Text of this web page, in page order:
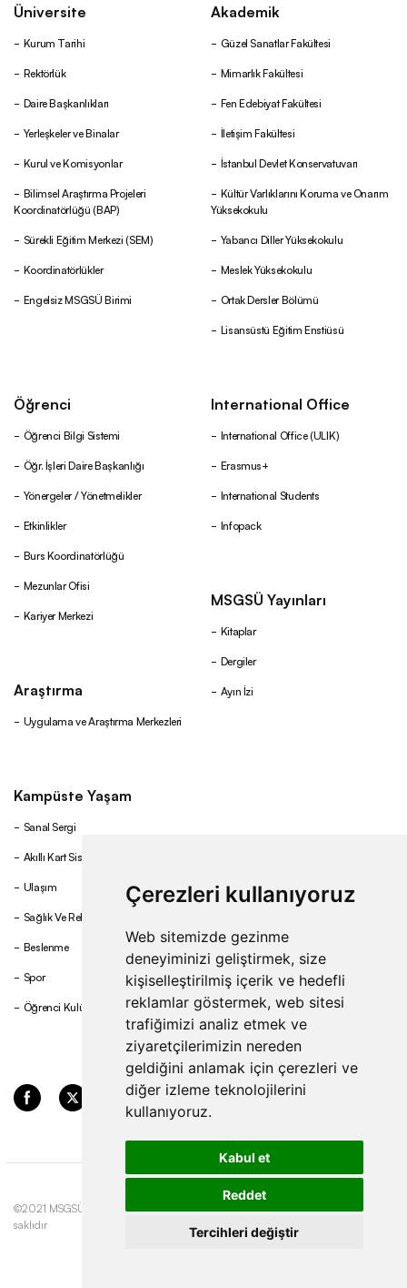
Çerezleri kullanıyoruz
Web sitemizde gezinme
deneyiminizi geliştirmek, size
kişiselleştirilmiş içerik ve hedefli
reklamlar göstermek, web sitesi
trafiğimizi analiz etmek ve
ziyaretçilerimizin nereden
geldiğini anlamak için çerezleri ve
diğer izleme teknolojilerini
kullanıyoruz.
Kabul et
Reddet
Tercihleri değiştir
Üniversite
Kurum Tarihi
Rektörlük
Daire Başkanlıkları
Yerleşkeler ve Binalar
Kurul ve Komisyonlar
Bilimsel Araştırma Projeleri
Koordinatörlüğü (BAP)
Sürekli Eğitim Merkezi (SEM)
Koordinatörlükler
Engelsiz MSGSÜ Birimi
Akademik
Güzel Sanatlar Fakültesi
Mimarlık Fakültesi
Fen Edebiyat Fakültesi
İletişim Fakültesi
İstanbul Devlet Konservatuvarı
Kültür Varlıklarını Koruma ve Onarım
Yüksekokulu
Yabancı Diller Yüksekokulu
Meslek Yüksekokulu
Ortak Dersler Bölümü
Lisansüstü Eğitim Enstiüsü
Öğrenci
Öğrenci Bilgi Sistemi
Öğr. İşleri Daire Başkanlığı
Yönergeler / Yönetmelikler
Etkinlikler
Burs Koordinatörlüğü
Mezunlar Ofisi
Kariyer Merkezi
Araştırma
Uygulama ve Araştırma Merkezleri
International Office
International Office (ULIK)
Erasmus+
International Students
Infopack
MSGSÜ Yayınları
Kitaplar
Dergiler
Ayın İzi
Kampüste Yaşam
Sanal Sergi
Akıllı Kart Sistemi
Ulaşım
Sağlık Ve Rehberlik
Beslenme
Spor
Öğrenci Kulüpleri
©2021 MSGSÜ. Tüm hakları
saklıdır
Politikası
preferences